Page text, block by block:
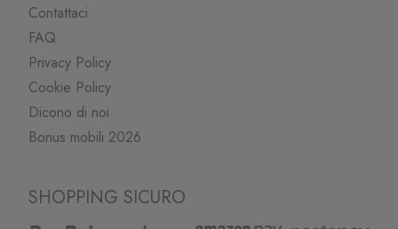
Contattaci
FAQ
Privacy Policy
Cookie Policy
Dicono di noi
Bonus mobili 2026
SHOPPING SICURO